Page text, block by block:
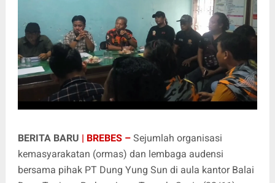
BERITA BARU | BREBES – Sejumlah organisasi
kemasyarakatan (ormas) dan lembaga audensi
bersama pihak PT Dung Yung Sun di aula kantor Balai